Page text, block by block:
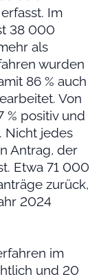
Im
38 000
als
wurden
86 % auch
Von
% positiv und
Nicht jedes
Antrag, der
Etwa 71 000
zurück,
2024
im
und 20